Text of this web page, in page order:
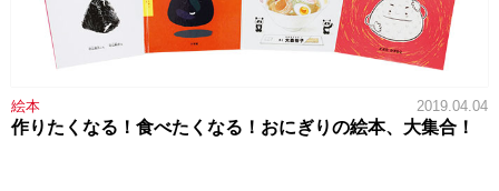
絵本 2019.04.04
作りたくなる！食べたくなる！おにぎりの絵本、大集合！